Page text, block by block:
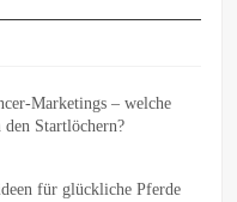
Marketings – welche
den Startlöchern?
für glückliche Pferde